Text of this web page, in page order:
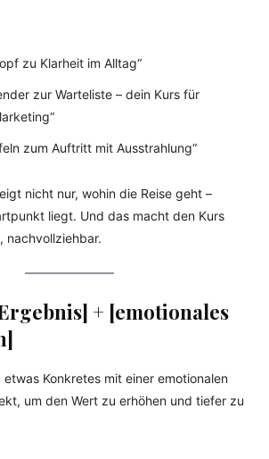
zu Klarheit im Alltag“
zur Warteliste – dein Kurs für
zum Auftritt mit Ausstrahlung“
nicht nur, wohin die Reise geht –
liegt. Und das macht den Kurs
nachvollziehbar.
+ [emotionales
Konkretes mit einer emotionalen
um den Wert zu erhöhen und tiefer zu